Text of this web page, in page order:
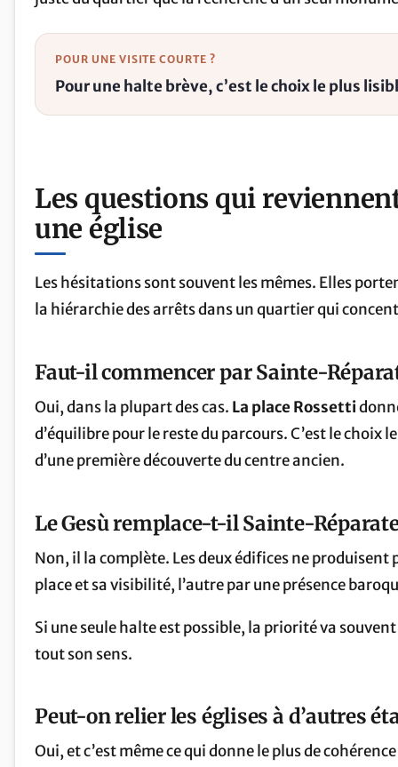
POUR UNE VISITE COURTE ?
Pour une halte brève, c’est le choix le plus
Les questions qui
une église
Les hésitations sont souvent les mêmes. Elles
la hiérarchie des arrêts dans un quartier qui
Faut-il commencer par Sainte-
Oui, dans la plupart des cas. La place Rossetti
d’équilibre pour le reste du parcours. C’est le choix
d’une première découverte du centre ancien.
Le Gesù remplace-t-il Sainte-
Non, il la complète. Les deux édifices ne produisent
place et sa visibilité, l’autre par une présence
Si une seule halte est possible, la priorité va
tout son sens.
Peut-on relier les églises à d’autres
Oui, et c’est même ce qui donne le plus de